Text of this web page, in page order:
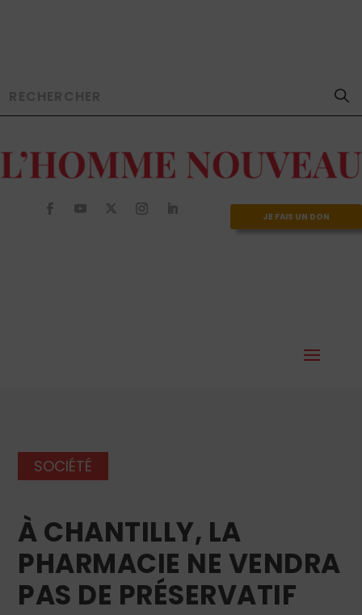
JE FAIS UN DON
SOCIÉTÉ
À CHANTILLY, LA
PHARMACIE NE VENDRA
PAS DE PRÉSERVATIF